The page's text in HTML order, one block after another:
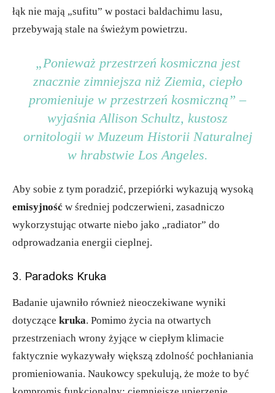
łąk nie mają „sufitu” w postaci baldachimu lasu,
przebywają stale na świeżym powietrzu.
„Ponieważ przestrzeń kosmiczna jest
znacznie zimniejsza niż Ziemia, ciepło
promieniuje w przestrzeń kosmiczną” –
wyjaśnia Allison Schultz, kustosz
ornitologii w Muzeum Historii Naturalnej
w hrabstwie Los Angeles.
Aby sobie z tym poradzić, przepiórki wykazują wysoką
emisyjność w średniej podczerwieni, zasadniczo
wykorzystując otwarte niebo jako „radiator” do
odprowadzania energii cieplnej.
3. Paradoks Kruka
Badanie ujawniło również nieoczekiwane wyniki
dotyczące kruka. Pomimo życia na otwartych
przestrzeniach wrony żyjące w ciepłym klimacie
faktycznie wykazywały większą zdolność pochłaniania
promieniowania. Naukowcy spekulują, że może to być